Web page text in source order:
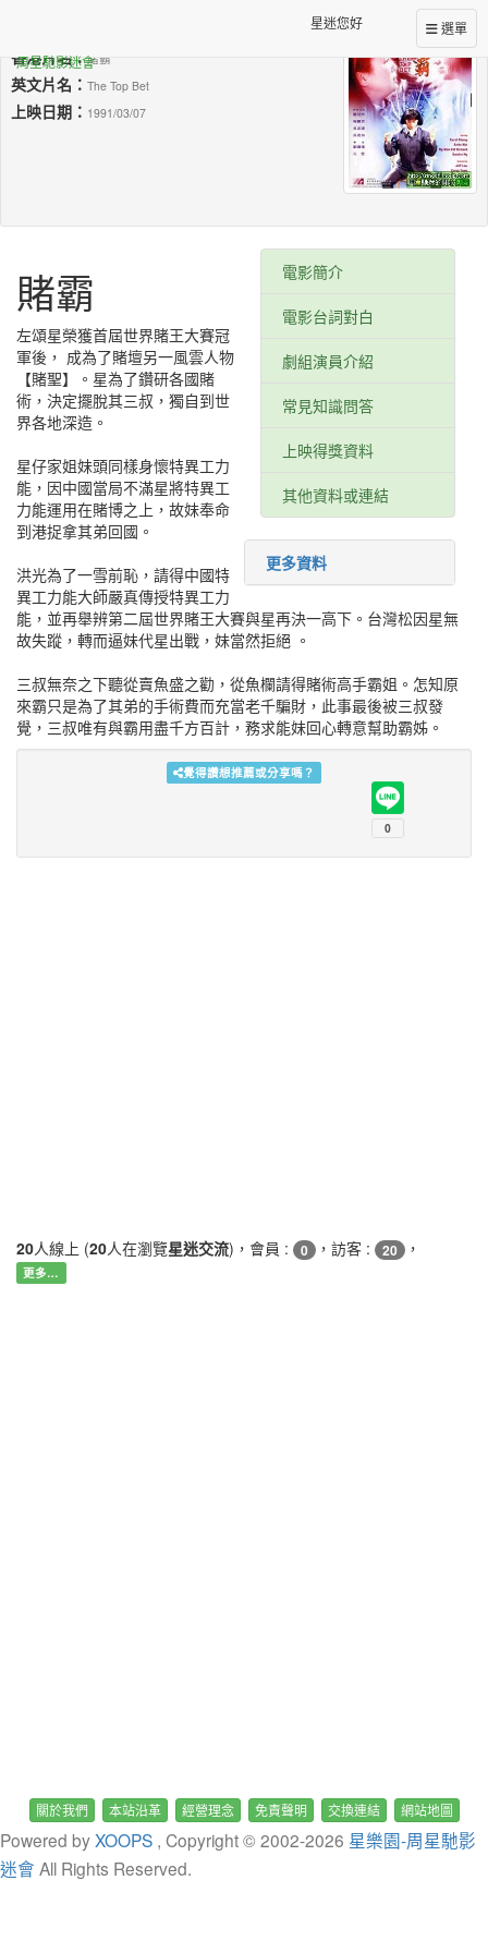
選單
星迷您好
周星馳影迷會
香港片名：賭霸
英文片名： The Top Bet
上映日期： 1991/03/07
電影簡介
電影台詞對白
劇組演員介紹
常見知識問答
上映得獎資料
其他資料或連結
更多資料
賭霸
左頌星榮獲首屆世界賭王大賽冠
軍後， 成為了賭壇另一風雲人物
【賭聖】。星為了鑽研各國賭
術，決定擺脫其三叔，獨自到世
界各地深造。
星仔家姐妹頭同樣身懷特異工力
能，因中國當局不滿星將特異工
力能運用在賭博之上，故妹奉命
到港捉拿其弟回國。
洪光為了一雪前恥，請得中國特
異工力能大師嚴真傳授特異工力
能，並再舉辨第二屆世界賭王大賽與星再決一高下。台灣松因星無
故失蹤，轉而逼妹代星出戰，妹當然拒絕 。
三叔無奈之下聽從賣魚盛之勸，從魚欄請得賭術高手霸姐。怎知原
來霸只是為了其弟的手術費而充當老千騙財，此事最後被三叔發
覺，三叔唯有與霸用盡千方百計，務求能妹回心轉意幫助霸姊。
覺得讚想推薦或分享嗎？
20人線上 (20人在瀏覽星迷交流)，會員 : 0 ，訪客 : 20 ，
更多…
關於我們 本站沿革 經營理念 免責聲明 交換連結 網站地圖
Powered byXOOPS , Copyright © 2002-2026 星樂園-周星馳影
迷會 All Rights Reserved.